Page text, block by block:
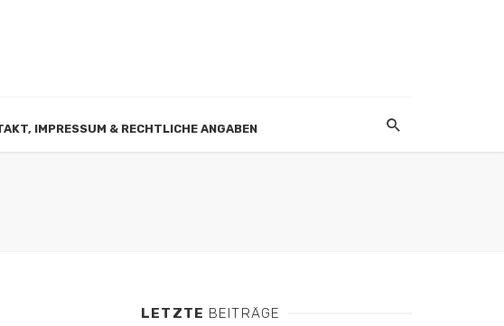
IMPRESSUM & RECHTLICHE ANGABEN
LETZTE BEITRÄGE